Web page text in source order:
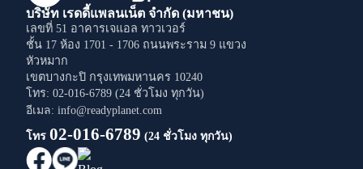
บริษัท เรดดี้แพลนเน็ต จำกัด (มหาชน)
เลขที่ 51 อาคารเจแอล ทาวเวอร์
ชั้น 17 ห้อง 1701 - 1706 ถนนพระราม 9 แขวง
หัวหมาก
เขตบางกะปิ กรุงเทพมหานคร 10240
โทร: 02-016-6789 (24 ชั่วโมง ทุกวัน)
อีเมล: info@readyplanet.com
โทร 02-016-6789 (24 ชั่วโมง ทุกวัน)